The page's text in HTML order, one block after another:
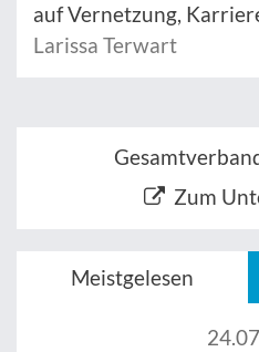
auf Vernetzung,
Larissa Terwart
Zum
Meistgelesen